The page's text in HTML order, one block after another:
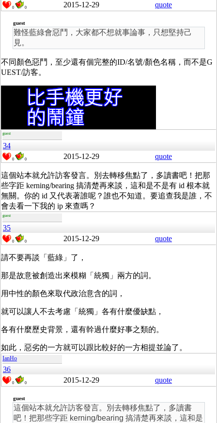
0 0 2015-12-29 quote
guest
難怪藍綠會惡鬥，大家都不想就事論事，只想堅持己
見。
不同顏色惡鬥，至少還有個完整的ID/名號/顏色名稱，而不是G
UEST/訪客。
guest
34
0 0 2015-12-29 quote
這個站本就允許訪客發言。別去轉移焦點了，多讀書吧！把那
些字距 kerning/bearing 搞清楚再來談，這和是不是有 id 根本就
無關。你的 id 又代表著誰呢？誰也不知道。要追查我是誰，不
會去看一下我的 ip 來查嗎？
guest
35
0 0 2015-12-29 quote
請不要再談「藍綠」了，
那是故意被創造出來模糊「統獨」兩方的詞。
用中性的顏色來取代政治意含的詞，
就可以讓人不去考慮「統獨」各有什麼優缺點，
各有什麼歷史背景，還有幹過什麼好事之類的。
如此，惡劣的一方就可以跟比較好的一方相提並論了。
IanHo
36
0 0 2015-12-29 quote
guest
這個站本就允許訪客發言。別去轉移焦點了，多讀書
吧！把那些字距 kerning/bearing 搞清楚再來談，這和是